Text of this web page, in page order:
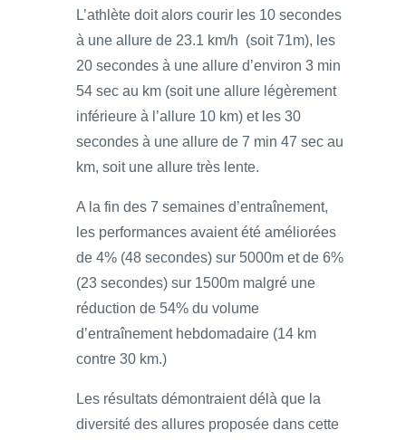
L’athlète doit alors courir les 10 secondes
à une allure de 23.1 km/h (soit 71m), les
20 secondes à une allure d’environ 3 min
54 sec au km (soit une allure légèrement
inférieure à l’allure 10 km) et les 30
secondes à une allure de 7 min 47 sec au
km, soit une allure très lente.
A la fin des 7 semaines d’entraînement,
les performances avaient été améliorées
de 4% (48 secondes) sur 5000m et de 6%
(23 secondes) sur 1500m malgré une
réduction de 54% du volume
d’entraînement hebdomadaire (14 km
contre 30 km.)
Les résultats démontraient délà que la
diversité des allures proposée dans cette